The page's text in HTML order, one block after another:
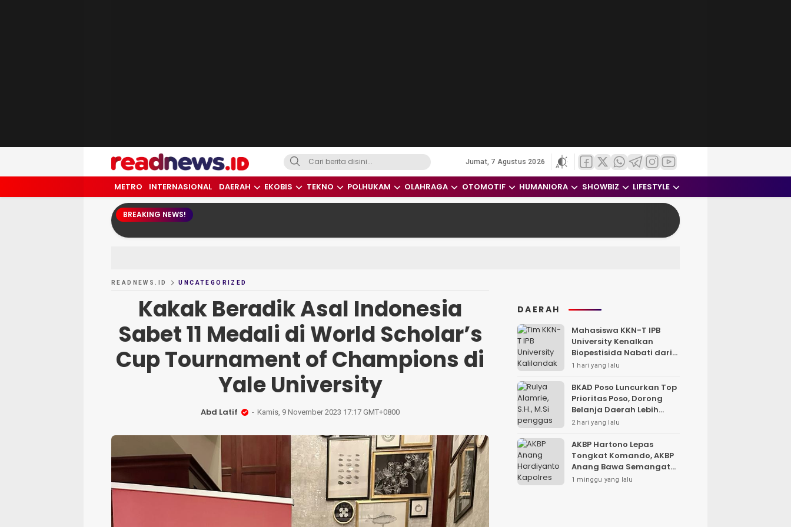
readnews.id
Berita Terkini, Update Terbaru Hari ini dari Indonesia dan Dunia
Jumat, 7 Agustus 2026
METRO INTERNASIONAL DAERAH EKOBIS TEKNO POLHUKAM OLAHRAGA OTOMOTIF HUMANIORA SHOWBIZ LIFESTYLE
BREAKING NEWS!
READNEWS.ID UNCATEGORIZED
Kakak Beradik Asal Indonesia
Sabet 11 Medali di World Scholar’s
Cup Tournament of Champions di
Yale University
Abd Latif Kamis, 9 November 2023 17:17 GMT+0800
DAERAH
Mahasiswa KKN-T IPB
University Kenalkan
Biopestisida Nabati dari
Daun Pepaya
1 hari yang lalu
BKAD Poso Luncurkan Top
Prioritas Poso, Dorong
Belanja Daerah Lebih
Efektif dan Tepat
2 hari yang lalu
AKBP Hartono Lepas
Tongkat Komando, AKBP
Anang Bawa Semangat
Baru untuk Polres
1 minggu yang lalu